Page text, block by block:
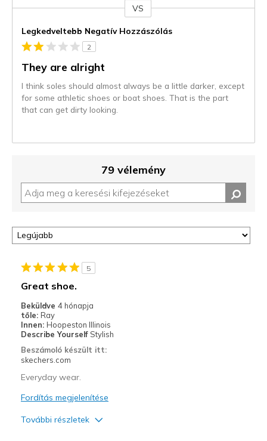
VS
Legkedveltebb Negatív Hozzászólás
2
They are alright
I think soles should almost always be a little darker, except
for some athletic shoes or boat shoes. That is the part
that can get dirty looking.
79 vélemény
5
Great shoe.
Beküldve 4 hónapja
tőle: Ray
Innen: Hoopeston Illinois
Describe Yourself Stylish
Beszámoló készült itt:
skechers.com
Everyday wear.
Fordítás megjelenítése
További részletek